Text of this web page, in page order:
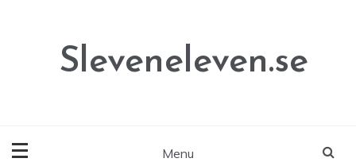
Sleveneleven.se
Menu